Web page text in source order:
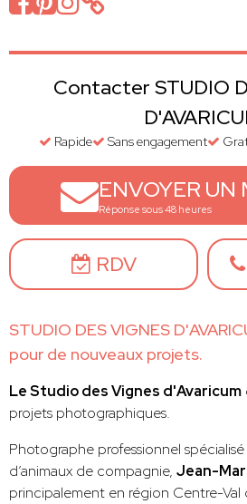
Contacter STUDIO
Rapide Sans engagement
ENVOYER UN
Réponse sous 48 heures
RDV
STUDIO DES VIGNES
pour de nouveaux projets.
Le Studio des Vignes d'Avaricum
projets photographiques.
Photographe professionnel
d’animaux de compagnie, Jean-
principalement en région Centre-Val